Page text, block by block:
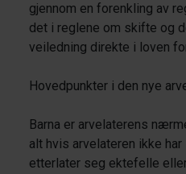
gjennom en forenkling av
det i reglene om skifte og
veiledning direkte i loven
Hovedpunkter i den nye
Barna er arvelaterens
alt hvis arvelateren ikke
etterlater seg ektefelle